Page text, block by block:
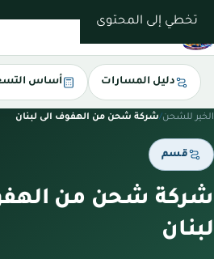
تخطي إلى المحتوى
دليل المسارات أساس
الخير للشحن/شركة شحن من الهفوف الى لبنان
قسم
شركة شحن من
لبنان